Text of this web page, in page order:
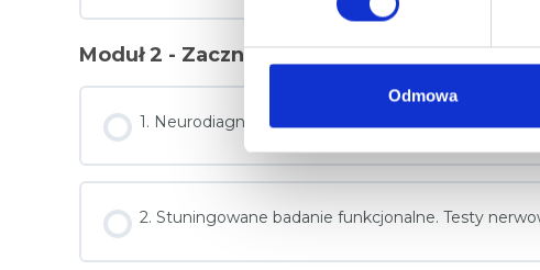
ó
g
o
d
y
Odmowa
Moduł 2 - Zacznij łączyć kropki diagnostyki
1. Neurodiagnostyka – wstęp do drugiego modułu
2. Stuningowane badanie funkcjonalne. Testy